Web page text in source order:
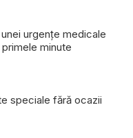
urgențe medicale
minute
speciale fără ocazii